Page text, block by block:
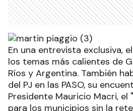
En una entrevista exclusiva,
los temas más calientes de
Ríos y Argentina. También
del PJ en las PASO, su
Presidente Mauricio Macri,
para los municipios sin la